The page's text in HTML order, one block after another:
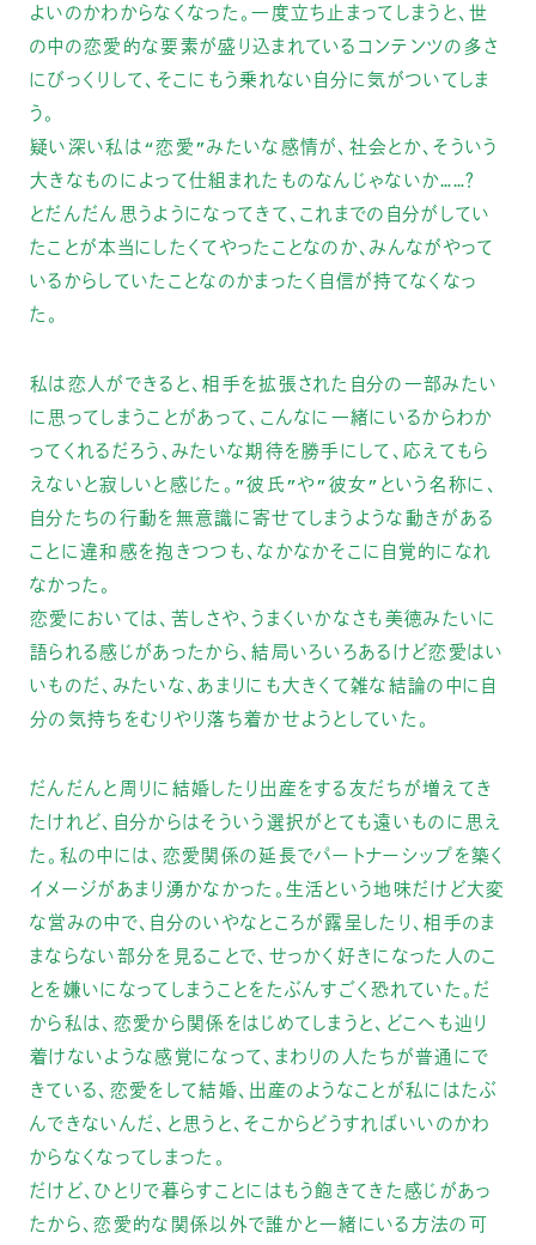
よいのかわからなくなった。一度立ち止まってしまうと、世
の中の恋愛的な要素が盛り込まれているコンテンツの多さ
にびっくりして、そこにもう乗れない自分に気がついてしま
う。
疑い深い私は“恋愛”みたいな感情が、社会とか、そういう
大きなものによって仕組まれたものなんじゃないか……？
とだんだん思うようになってきて、これまでの自分がしてい
たことが本当にしたくてやったことなのか、みんながやって
いるからしていたことなのかまったく自信が持てなくなっ
た。
私は恋人ができると、相手を拡張された自分の一部みたい
に思ってしまうことがあって、こんなに一緒にいるからわか
ってくれるだろう、みたいな期待を勝手にして、応えてもら
えないと寂しいと感じた。”彼氏”や”彼女”という名称に、
自分たちの行動を無意識に寄せてしまうような動きがある
ことに違和感を抱きつつも、なかなかそこに自覚的になれ
なかった。
恋愛においては、苦しさや、うまくいかなさも美徳みたいに
語られる感じがあったから、結局いろいろあるけど恋愛はい
いものだ、みたいな、あまりにも大きくて雑な結論の中に自
分の気持ちをむりやり落ち着かせようとしていた。
だんだんと周りに結婚したり出産をする友だちが増えてき
たけれど、自分からはそういう選択がとても遠いものに思え
た。私の中には、恋愛関係の延長でパートナーシップを築く
イメージがあまり湧かなかった。生活という地味だけど大変
な営みの中で、自分のいやなところが露呈したり、相手のま
まならない部分を見ることで、せっかく好きになった人のこ
とを嫌いになってしまうことをたぶんすごく恐れていた。だ
から私は、恋愛から関係をはじめてしまうと、どこへも辿り
着けないような感覚になって、まわりの人たちが普通にで
きている、恋愛をして結婚、出産のようなことが私にはたぶ
んできないんだ、と思うと、そこからどうすればいいのかわ
からなくなってしまった。
だけど、ひとりで暮らすことにはもう飽きてきた感じがあっ
たから、恋愛的な関係以外で誰かと一緒にいる方法の可